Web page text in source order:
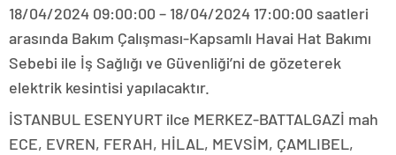
18/04/2024 09:00:00 – 18/04/2024 17:00:00 saatleri
arasında Bakım Çalışması-Kapsamlı Havai Hat Bakımı
Sebebi ile İş Sağlığı ve Güvenliği’ni de gözeterek
elektrik kesintisi yapılacaktır.
İSTANBUL ESENYURT ilce MERKEZ-BATTALGAZİ mah
ECE, EVREN, FERAH, HİLAL, MEVSİM, ÇAMLIBEL,